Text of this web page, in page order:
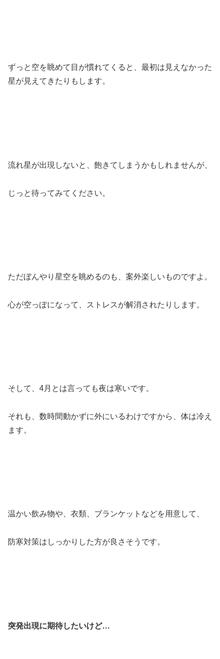
ずっと空を眺めて目が慣れてくると、最初は見えなかった
星が見えてきたりもします。
流れ星が出現しないと、飽きてしまうかもしれませんが、
じっと待ってみてください。
ただぼんやり星空を眺めるのも、案外楽しいものですよ。
心が空っぽになって、ストレスが解消されたりします。
そして、4月とは言っても夜は寒いです。
それも、数時間動かずに外にいるわけですから、体は冷え
ます。
温かい飲み物や、衣類、ブランケットなどを用意して、
防寒対策はしっかりした方が良さそうです。
突発出現に期待したいけど…